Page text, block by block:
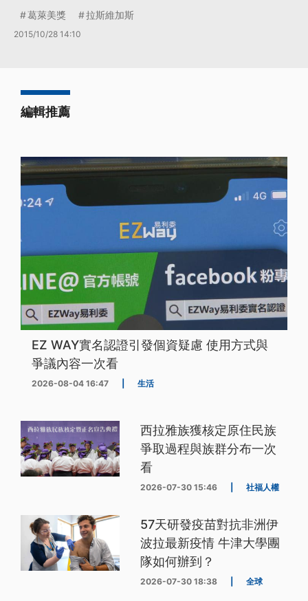
葛萊美獎 拉斯維加斯
2015/10/28 14:10
編輯推薦
EZ WAY實名認證引發個資疑慮 使用方式與
爭議內容一次看
2026-08-04 16:47 生活
西拉雅族獲核定原住民族
爭取過程與族群分布一次
看
2026-07-30 15:46 社福人權
57天研發疫苗對抗非洲伊
波拉最新疫情 牛津大學團
隊如何辦到？
2026-07-30 18:38 全球